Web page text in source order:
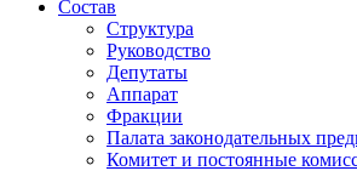
Состав
Структура
Руководство
Депутаты
Аппарат
Фракции
Палата законодательных
Комитет и постоянные